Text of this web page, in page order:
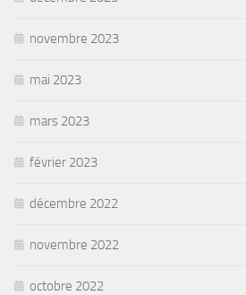
novembre 2023
mai 2023
mars 2023
février 2023
décembre 2022
novembre 2022
octobre 2022